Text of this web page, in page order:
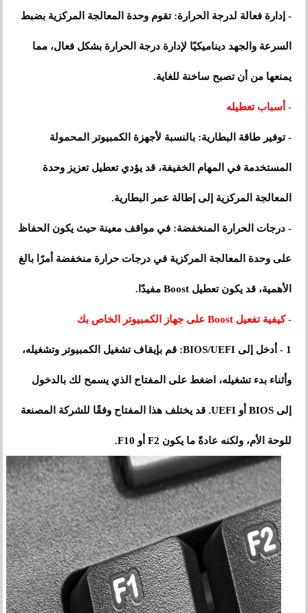
- إدارة فعالة لدرجة الحرارة: تقوم وحدة المعالجة المركزية بضبط
السرعة والجهد ديناميكيًا لإدارة درجة الحرارة بشكل فعال، مما
يمنعها من أن تصبح ساخنة للغاية.
- أسباب تعطيله
- توفير طاقة البطارية: بالنسبة لأجهزة الكمبيوتر المحمولة
المستخدمة في المهام الخفيفة، قد يؤدي تعطيل تعزيز وحدة
المعالجة المركزية إلى إطالة عمر البطارية.
- درجات الحرارة المنخفضة: في مواقف معينة حيث يكون الحفاظ
على وحدة المعالجة المركزية في درجات حرارة منخفضة أمرًا بالغ
الأهمية، قد يكون تعطيل Boost مفيدًا.
- كيفية تفعيل Boost على جهاز الكمبيوتر الخاص بك
1 - أدخل إلى BIOS/UEFI: قم بإيقاف تشغيل الكمبيوتر وتشغيله،
وأثناء بدء تشغيله، اضغط على المفتاح الذي يسمح لك بالدخول
إلى BIOS أو UEFI. قد يختلف هذا المفتاح وفقًا للشركة المصنعة
للوحة الأم، ولكنه عادةً ما يكون F2 أو F10.